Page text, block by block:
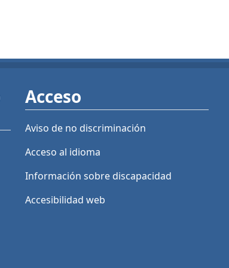
Acceso
Aviso de no discriminación
Acceso al idioma
Información sobre discapacidad
Accesibilidad web